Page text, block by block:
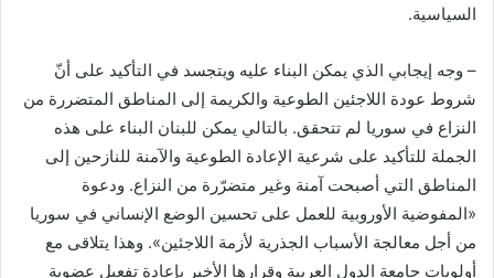
السياسية.
– وجه إيجابي الذي يمكن البناء عليه ويتجسد في التأكيد على أنّ
شروط عودة اللاجئين الطوعية والكريمة إلى المناطق المتضررة من
النزاع في سوريا لم تتحقق. بالتالي يمكن للبنان البناء على هذه
الجملة للتأكيد على شرعية الإعادة الطوعية والآمنة للنازحين إلى
المناطق التي أصبحت آمنة وغير متضرّرة من النزاع. ودعوة
«المفوضية الأوروبية للعمل على تحسين الوضع الإنساني في سوريا
من أجل معالجة الأسباب الجذرية لأزمة اللاجئين». وهذا يتلاقى مع
أولويات جامعة الدول العربية وقرارها الأخير بإعادة تفعيل عضوية